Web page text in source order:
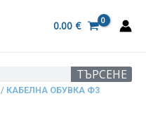
0.00 €
ТЪРСЕНЕ
/ КАБЕЛНА ОБУВКА Ф3